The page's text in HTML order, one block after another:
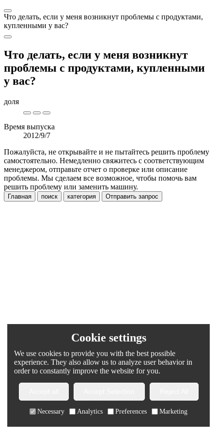
Что делать, если у меня возникнут проблемы с продуктами,
купленными у вас?
Что делать, если у меня возникнут
проблемы с продуктами, купленными
у вас?
доля
Время выпуска
2012/9/7
Пожалуйста, не открывайте и не пытайтесь решить проблему
самостоятельно. Немедленно свяжитесь с соответствующим
менеджером, отправьте отчет о проверке или описание
проблемы. Мы сделаем все возможное, чтобы помочь вам
решить проблему или заменить машину.
Главная поиск категория Отправить запрос
Cookie settings
We use cookies to provide you with the best possible
experience. They also allow us to analyze user behavior in
order to constantly improve the website for you.
Necessary Analytics Preferences Marketing